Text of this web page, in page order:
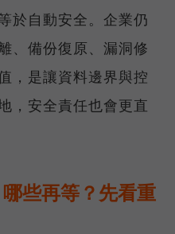
於自動安全。企業仍
、備份復原、漏洞修
，是讓資料邊界與控
，安全責任也會更直
些再等？先看重